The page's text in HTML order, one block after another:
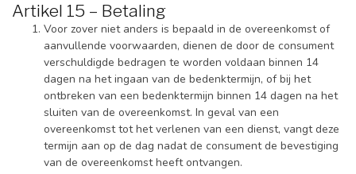
Artikel 15 – Betaling
Voor zover niet anders is bepaald in de overeenkomst of
aanvullende voorwaarden, dienen de door de consument
verschuldigde bedragen te worden voldaan binnen 14
dagen na het ingaan van de bedenktermijn, of bij het
ontbreken van een bedenktermijn binnen 14 dagen na het
sluiten van de overeenkomst. In geval van een
overeenkomst tot het verlenen van een dienst, vangt deze
termijn aan op de dag nadat de consument de bevestiging
van de overeenkomst heeft ontvangen.